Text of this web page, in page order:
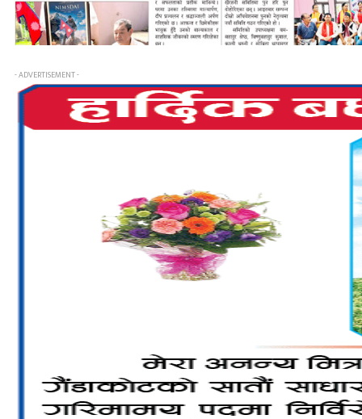
- ADVERTISEMENT -